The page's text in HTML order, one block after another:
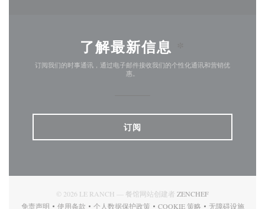
了解最新信息
订阅我们的时事通讯，通过电子邮件接收我们的个性化通讯和营销优
惠。
订阅
© 2026 LE RANCH — 餐馆网站创建者 ZENCHEF((在新窗口中打开
免责声明
使用条款 个人数据保护政策 COOKIE 策略 无障碍设施